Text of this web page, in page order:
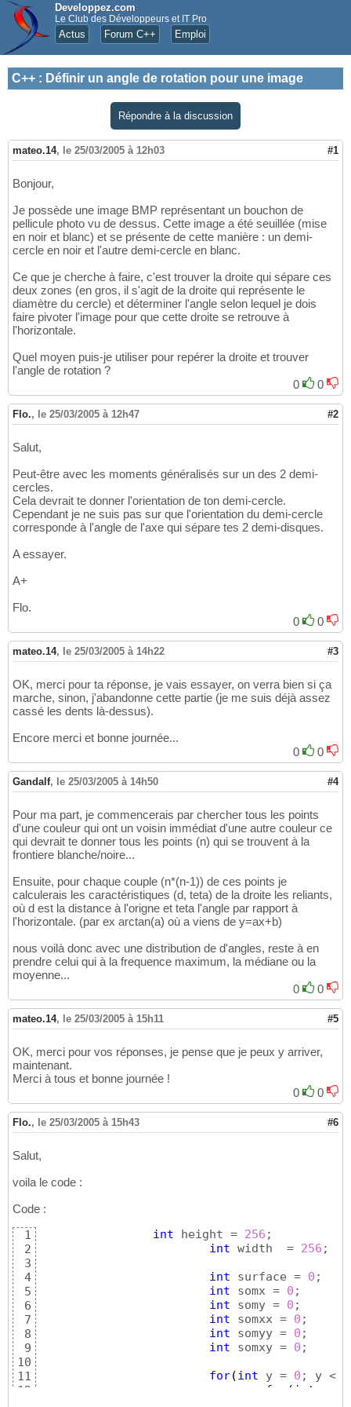
Developpez.com
Le Club des Développeurs et IT Pro
Actus Forum C++ Emploi
C++ : Définir un angle de rotation pour une image
Répondre à la discussion
mateo.14, le 25/03/2005 à 12h03 #1
Bonjour,
Je possède une image BMP représentant un bouchon de
pellicule photo vu de dessus. Cette image a été seuillée (mise
en noir et blanc) et se présente de cette manière : un demi-
cercle en noir et l'autre demi-cercle en blanc.
Ce que je cherche à faire, c'est trouver la droite qui sépare ces
deux zones (en gros, il s'agit de la droite qui représente le
diamètre du cercle) et déterminer l'angle selon lequel je dois
faire pivoter l'image pour que cette droite se retrouve à
l'horizontale.
Quel moyen puis-je utiliser pour repérer la droite et trouver
l'angle de rotation ?
0
0
Flo., le 25/03/2005 à 12h47 #2
Salut,
Peut-être avec les moments généralisés sur un des 2 demi-
cercles.
Cela devrait te donner l'orientation de ton demi-cercle.
Cependant je ne suis pas sur que l'orientation du demi-cercle
corresponde à l'angle de l'axe qui sépare tes 2 demi-disques.
A essayer.
A+
Flo.
0
0
mateo.14, le 25/03/2005 à 14h22 #3
OK, merci pour ta réponse, je vais essayer, on verra bien si ça
marche, sinon, j'abandonne cette partie (je me suis déjà assez
cassé les dents là-dessus).
Encore merci et bonne journée...
0
0
Gandalf, le 25/03/2005 à 14h50 #4
Pour ma part, je commencerais par chercher tous les points
d'une couleur qui ont un voisin immédiat d'une autre couleur ce
qui devrait te donner tous les points (n) qui se trouvent à la
frontiere blanche/noire...
Ensuite, pour chaque couple (n*(n-1)) de ces points je
calculerais les caractéristiques (d, teta) de la droite les reliants,
où d est la distance à l'origne et teta l'angle par rapport à
l'horizontale. (par ex arctan(a) où a viens de y=ax+b)
nous voilà donc avec une distribution de d'angles, reste à en
prendre celui qui à la frequence maximum, la médiane ou la
moyenne...
0
0
mateo.14, le 25/03/2005 à 15h11 #5
OK, merci pour vos réponses, je pense que je peux y arriver,
maintenant.
Merci à tous et bonne journée !
0
0
Flo., le 25/03/2005 à 15h43 #6
Salut,
voila le code :
Code :
1
2
3
4
5
6
7
8
9
10
11
12
int height = 256 ;
int width  = 256 ;
int surface = 0 ;
int somx = 0 ;
int somy = 0 ;
int somxx = 0 ;
int somyy = 0 ;
int somxy = 0 ;
for(int y = 0 ; y <
for
( int